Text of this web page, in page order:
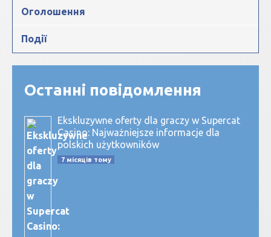
Оголошення
Події
Останні повідомлення
Ekskluzywne oferty dla graczy w Supercat
Casino: Najważniejsze informacje dla
polskich użytkowników
7 місяців тому